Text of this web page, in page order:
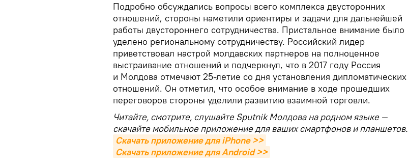
Подробно обсуждались вопросы всего комплекса двусторонних
отношений, стороны наметили ориентиры и задачи для дальнейшей
работы двустороннего сотрудничества. Пристальное внимание было
уделено региональному сотрудничеству. Российский лидер
приветствовал настрой молдавских партнеров на полноценное
выстраивание отношений и подчеркнул, что в 2017 году Россия
и Молдова отмечают 25-летие со дня установления дипломатических
отношений. Он отметил, что особое внимание в ходе прошедших
переговоров стороны уделили развитию взаимной торговли.
Читайте, смотрите, слушайте Sputnik Молдова на родном языке —
скачайте мобильное приложение для ваших смартфонов и планшетов.
Скачать приложение для iPhone >>
Скачать приложение для Android >>